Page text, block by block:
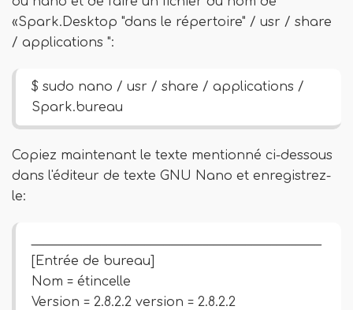
«Spark.Desktop "dans le répertoire" / usr / share
/ applications ":
$ sudo nano / usr / share / applications /
Spark.bureau
Copiez maintenant le texte mentionné ci-dessous
dans l'éditeur de texte GNU Nano et enregistrez-
le:
[Entrée de bureau]
Nom = étincelle
Version = 2.8.2.2 version = 2.8.2.2